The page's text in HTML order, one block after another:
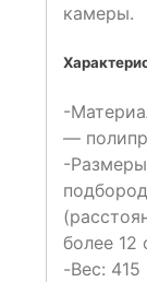
камеры.
-
—
-
более 12
-Вес: 415